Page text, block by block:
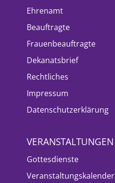
Ehrenamt
Beauftragte
Frauenbeauftragte
Dekanatsbrief
Rechtliches
Impressum
Datenschutzerklärung
VERANSTALTUNGEN
Gottesdienste
Veranstaltungskalender